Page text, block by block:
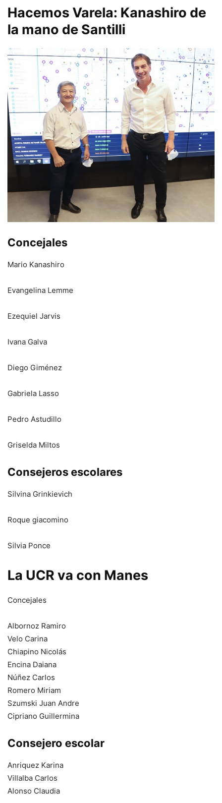
Hacemos Varela: Kanashiro de
la mano de Santilli
Concejales
Mario Kanashiro
Evangelina Lemme
Ezequiel Jarvis
Ivana Galva
Diego Giménez
Gabriela Lasso
Pedro Astudillo
Griselda Miltos
Consejeros escolares
Silvina Grinkievich
Roque giacomino
Silvia Ponce
La UCR va con Manes
Concejales
Albornoz Ramiro
Velo Carina
Chiapino Nicolás
Encina Daiana
Núñez Carlos
Romero Miriam
Szumski Juan Andre
Cipriano Guillermina
Consejero escolar
Anriquez Karina
Villalba Carlos
Alonso Claudia